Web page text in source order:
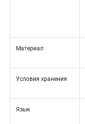
Материал
Условия хранения
Язык